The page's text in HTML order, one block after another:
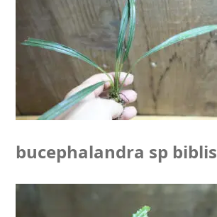
bucephalandra sp biblis